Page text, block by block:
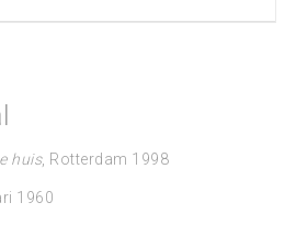
huis, Rotterdam 1998
1960